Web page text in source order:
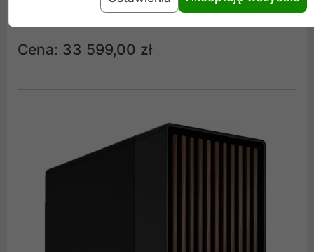
Fractal Design North XL
Cena: 33 599,00 zł